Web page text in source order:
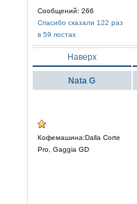
Сообщений: 266
Спасибо сказали 122 раз
в 59 постах
Наверх
Nata G
Кофемашина:Dalla Corte
Pro, Gaggia GD